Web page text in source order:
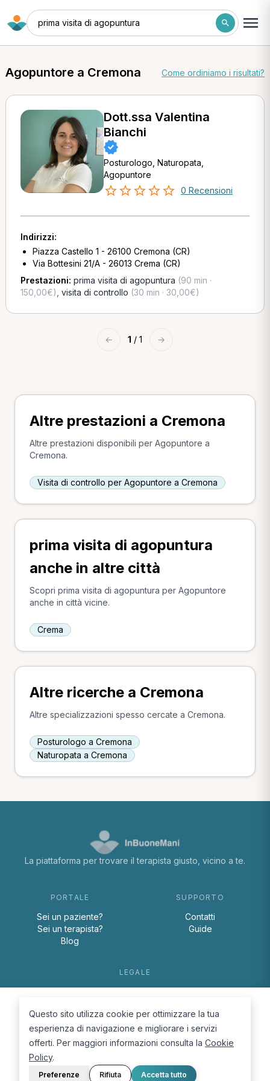
prima visita di agopuntura
Agopuntore a Cremona Come ordiniamo i risultati?
Dott.ssa Valentina
Bianchi
Posturologo, Naturopata,
Agopuntore
0 Recensioni
Indirizzi:
Piazza Castello 1 - 26100 Cremona (CR)
Via Bottesini 21/A - 26013 Crema (CR)
Prestazioni: prima visita di agopuntura (90 min ·
150,00€) visita di controllo (30 min · 30,00€)
← 1 / 1 →
Altre prestazioni a Cremona
Altre prestazioni disponibili per Agopuntore a
Cremona.
Visita di controllo per Agopuntore a Cremona
prima visita di agopuntura
anche in altre città
Scopri prima visita di agopuntura per Agopuntore
anche in città vicine.
Crema
Altre ricerche a Cremona
Altre specializzazioni spesso cercate a Cremona.
Posturologo a Cremona
Naturopata a Cremona
La piattaforma per trovare il terapista giusto, vicino a te.
PORTALE
Sei un paziente?
Sei un terapista?
Blog
SUPPORTO
Contatti
Guide
LEGALE
Cookie Policy
Questo sito utilizza cookie per ottimizzare la tua
esperienza di navigazione e migliorare i servizi
offerti. Per maggiori informazioni consulta la Cookie
Policy.
Preferenze Rifiuta Accetta tutto